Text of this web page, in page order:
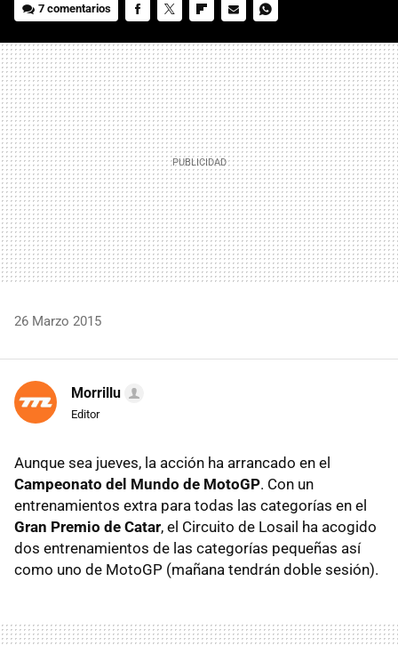
7 comentarios
MAIL
26 Marzo 2015
Morrillu
Editor
Aunque sea jueves, la acción ha arrancado en el
Campeonato del Mundo de MotoGP. Con un
entrenamientos extra para todas las categorías en el
Gran Premio de Catar, el Circuito de Losail ha acogido
dos entrenamientos de las categorías pequeñas así
como uno de MotoGP (mañana tendrán doble sesión).